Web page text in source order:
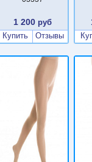
1 200руб
Купить
Отзывы